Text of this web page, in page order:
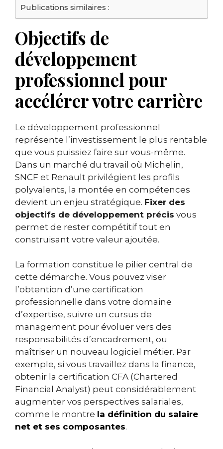
Publications similaires :
Objectifs de
développement
professionnel pour
accélérer votre carrière
Le développement professionnel
représente l’investissement le plus rentable
que vous puissiez faire sur vous-même.
Dans un marché du travail où Michelin,
SNCF et Renault privilégient les profils
polyvalents, la montée en compétences
devient un enjeu stratégique. Fixer des
objectifs de développement précis vous
permet de rester compétitif tout en
construisant votre valeur ajoutée.
La formation constitue le pilier central de
cette démarche. Vous pouvez viser
l’obtention d’une certification
professionnelle dans votre domaine
d’expertise, suivre un cursus de
management pour évoluer vers des
responsabilités d’encadrement, ou
maîtriser un nouveau logiciel métier. Par
exemple, si vous travaillez dans la finance,
obtenir la certification CFA (Chartered
Financial Analyst) peut considérablement
augmenter vos perspectives salariales,
comme le montre la définition du salaire
net et ses composantes.